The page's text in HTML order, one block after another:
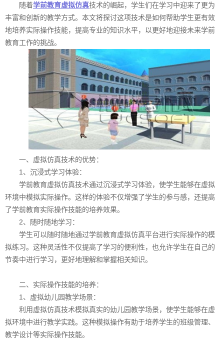
随着学前教育虚拟仿真技术的崛起，学生们在学习中迎来了更为
丰富和创新的教学方式。本文将探讨这项技术是如何帮助学生更有效
地培养实际操作技能，提高专业的知识水平，以更好地迎接未来学前
教育工作的挑战。
一、虚拟仿真技术的优势：
1、沉浸式学习体验：
学前教育虚拟仿真技术通过沉浸式学习体验，使学生能够在虚拟
环境中模拟实际操作。这样的体验不仅增强了学生的参与感，还提高
了学前教育实际操作技能的培养效果。
2、随时随地学习：
学生可以随时随地通过学前教育虚拟仿真平台进行实际操作的模
拟练习。这种灵活性不仅提高了学习的便利性，也允许学生在自己的
节奏中进行学习，更好地理解和掌握相关知识。
二、实际操作技能的培养：
1、虚拟幼儿园教学场景：
利用虚拟仿真技术模拟真实的幼儿园教学场景，使学生能够在虚
拟环境中进行教学实践。这种模拟操作有助于培养学生的班级管理、
教学设计等实际操作技能。